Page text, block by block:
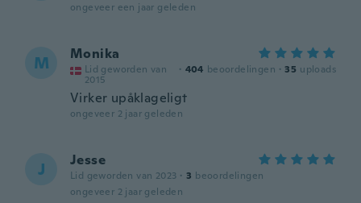
ongeveer een jaar geleden
M Monika
Lid geworden van
2015
· 404 beoordelingen · 35 uploads
Virker upåklageligt
ongeveer 2 jaar geleden
J Jesse
Lid geworden van 2023 · 3 beoordelingen
ongeveer 2 jaar geleden